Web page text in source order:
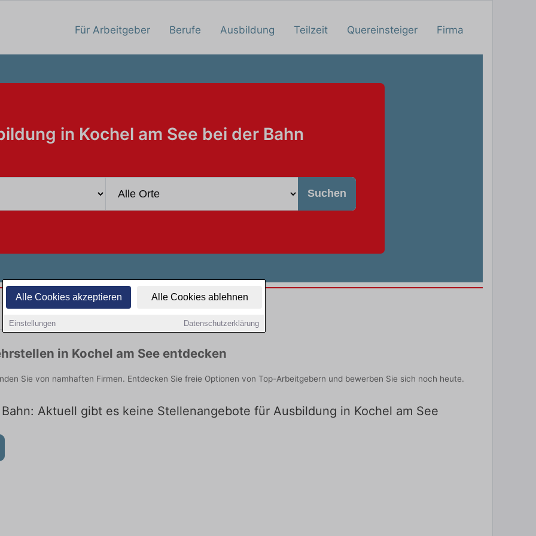
Alle Cookies akzeptieren Alle Cookies ablehnen
Einstellungen Datenschutzerklärung
Für Arbeitgeber Berufe Ausbildung Teilzeit Quereinsteiger Firma
in Kochel am See bei der Bahn
Suchen
in Kochel am See entdecken
Sie von namhaften Firmen. Entdecken Sie freie Optionen von Top-Arbeitgebern und bewerben Sie sich noch heute.
Aktuell gibt es keine Stellenangebote für Ausbildung in Kochel am See